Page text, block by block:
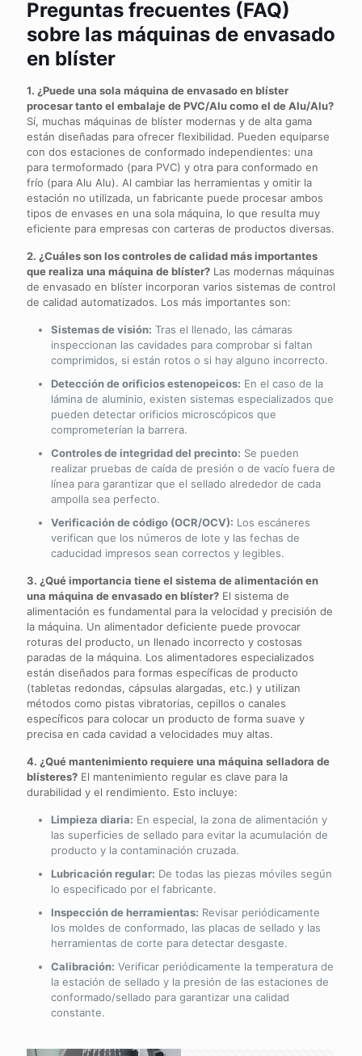
Preguntas frecuentes (FAQ)
sobre las máquinas de envasado
en blíster
1. ¿Puede una sola máquina de envasado en blíster
procesar tanto el embalaje de PVC/Alu como el de Alu/Alu?
Sí, muchas máquinas de blíster modernas y de alta gama
están diseñadas para ofrecer flexibilidad. Pueden equiparse
con dos estaciones de conformado independientes: una
para termoformado (para PVC) y otra para conformado en
frío (para Alu Alu). Al cambiar las herramientas y omitir la
estación no utilizada, un fabricante puede procesar ambos
tipos de envases en una sola máquina, lo que resulta muy
eficiente para empresas con carteras de productos diversas.
2. ¿Cuáles son los controles de calidad más importantes
que realiza una máquina de blíster? Las modernas máquinas
de envasado en blíster incorporan varios sistemas de control
de calidad automatizados. Los más importantes son:
Sistemas de visión: Tras el llenado, las cámaras
inspeccionan las cavidades para comprobar si faltan
comprimidos, si están rotos o si hay alguno incorrecto.
Detección de orificios estenopeicos: En el caso de la
lámina de aluminio, existen sistemas especializados que
pueden detectar orificios microscópicos que
comprometerían la barrera.
Controles de integridad del precinto: Se pueden
realizar pruebas de caída de presión o de vacío fuera de
línea para garantizar que el sellado alrededor de cada
ampolla sea perfecto.
Verificación de código (OCR/OCV): Los escáneres
verifican que los números de lote y las fechas de
caducidad impresos sean correctos y legibles.
3. ¿Qué importancia tiene el sistema de alimentación en
una máquina de envasado en blíster? El sistema de
alimentación es fundamental para la velocidad y precisión de
la máquina. Un alimentador deficiente puede provocar
roturas del producto, un llenado incorrecto y costosas
paradas de la máquina. Los alimentadores especializados
están diseñados para formas específicas de producto
(tabletas redondas, cápsulas alargadas, etc.) y utilizan
métodos como pistas vibratorias, cepillos o canales
específicos para colocar un producto de forma suave y
precisa en cada cavidad a velocidades muy altas.
4. ¿Qué mantenimiento requiere una máquina selladora de
blísteres? El mantenimiento regular es clave para la
durabilidad y el rendimiento. Esto incluye:
Limpieza diaria: En especial, la zona de alimentación y
las superficies de sellado para evitar la acumulación de
producto y la contaminación cruzada.
Lubricación regular: De todas las piezas móviles según
lo especificado por el fabricante.
Inspección de herramientas: Revisar periódicamente
los moldes de conformado, las placas de sellado y las
herramientas de corte para detectar desgaste.
Calibración: Verificar periódicamente la temperatura de
la estación de sellado y la presión de las estaciones de
conformado/sellado para garantizar una calidad
constante.